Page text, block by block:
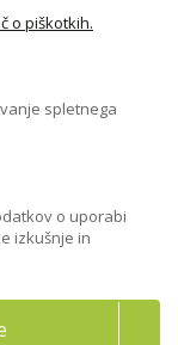
prvih
o piškotkih.
spletnega
o uporabi
izkušnje in